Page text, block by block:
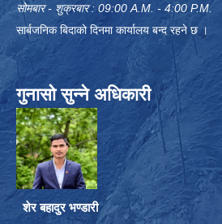
सोमबार - शुक्रबार : 09:00 A.M. - 4:00 P.M.
सार्बजनिक बिदाको दिनमा कार्यालय बन्द रहने छ ।
गुनासो सुन्ने अधिकारी
शेर बहादुर भण्डारी